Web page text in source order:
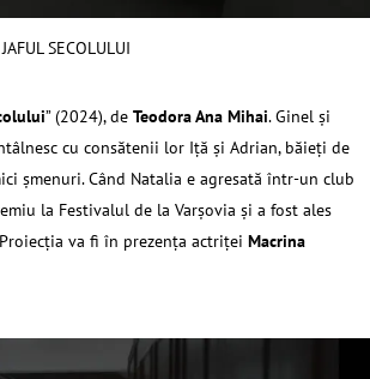
SECOLULUI
” (2024), deTeodora Ana Mihai. Ginel și
cu consătenii lor Iță și Adrian, băieți de
șmenuri. Când Natalia e agresată într-un club
la Festivalul de la Varşovia şi a fost ales
va fi în prezenţa actriţeiMacrina